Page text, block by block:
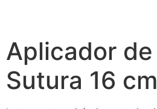
Aplicador
Sutura 16 cm